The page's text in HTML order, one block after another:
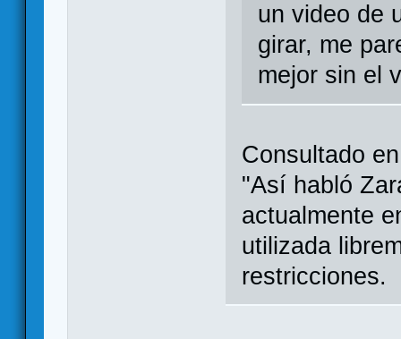
un video de
girar, me
mejor sin el
Consultado
"Así habló
actualmente
utilizada
restricciones.